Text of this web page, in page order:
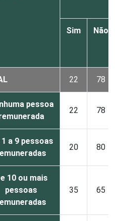
Sim Não
22 78
pessoa
22 78
1 a 9 pessoas
20 80
10 ou mais
pessoas
35 65